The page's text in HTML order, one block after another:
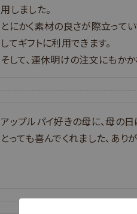
用しました。
とにかく素材の良さが際立って
してギフトに利用できます。
そして、連休明けの注文にもか
アップルパイ好きの母に、母の日
とっても喜んでくれました、あり